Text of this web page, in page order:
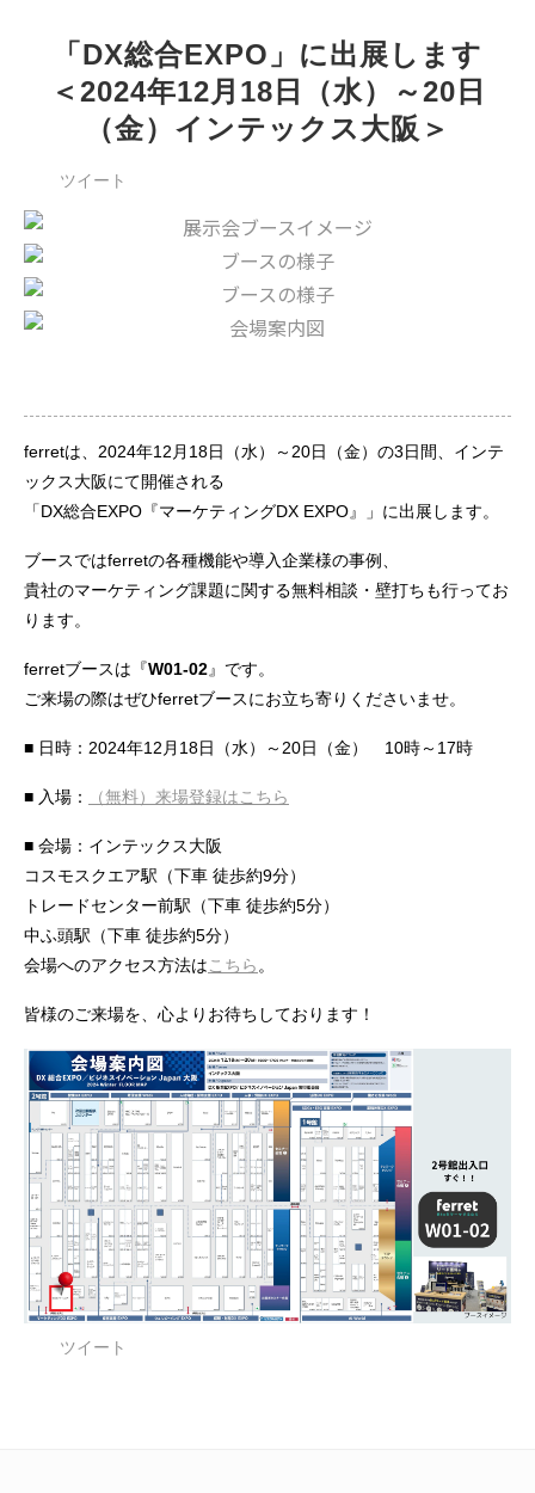
「DX総合EXPO」に出展します
＜2024年12月18日（水）～20日
（金）インテックス大阪＞
ツイート
ferretは、2024年12月18日（水）～20日（金）の3日間、インテ
ックス大阪にて開催される
「DX総合EXPO『マーケティングDX EXPO』」に出展します。
ブースではferretの各種機能や導入企業様の事例、
貴社のマーケティング課題に関する無料相談・壁打ちも行ってお
ります。
ferretブースは『W01-02』です。
ご来場の際はぜひferretブースにお立ち寄りくださいませ。
■ 日時：2024年12月18日（水）～20日（金） 10時～17時
■ 入場： （無料）来場登録はこちら
■ 会場：インテックス大阪
コスモスクエア駅（下車 徒歩約9分）
トレードセンター前駅（下車 徒歩約5分）
中ふ頭駅（下車 徒歩約5分）
会場へのアクセス方法は こちら 。
皆様のご来場を、心よりお待ちしております！
ツイート